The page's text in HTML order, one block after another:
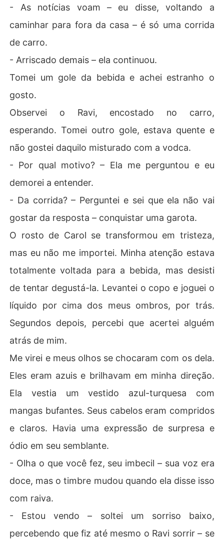
- As notícias voam – eu disse, voltando a
caminhar para fora da casa – é só uma corrida
de carro.
- Arriscado demais – ela continuou.
Tomei um gole da bebida e achei estranho o
gosto.
Observei o Ravi, encostado no carro,
esperando. Tomei outro gole, estava quente e
não gostei daquilo misturado com a vodca.
- Por qual motivo? – Ela me perguntou e eu
demorei a entender.
- Da corrida? – Perguntei e sei que ela não vai
gostar da resposta – conquistar uma garota.
O rosto de Carol se transformou em tristeza,
mas eu não me importei. Minha atenção estava
totalmente voltada para a bebida, mas desisti
de tentar degustá-la. Levantei o copo e joguei o
líquido por cima dos meus ombros, por trás.
Segundos depois, percebi que acertei alguém
atrás de mim.
Me virei e meus olhos se chocaram com os dela.
Eles eram azuis e brilhavam em minha direção.
Ela vestia um vestido azul-turquesa com
mangas bufantes. Seus cabelos eram compridos
e claros. Havia uma expressão de surpresa e
ódio em seu semblante.
- Olha o que você fez, seu imbecil – sua voz era
doce, mas o timbre mudou quando ela disse isso
com raiva.
- Estou vendo – soltei um sorriso baixo,
percebendo que fiz até mesmo o Ravi sorrir – se